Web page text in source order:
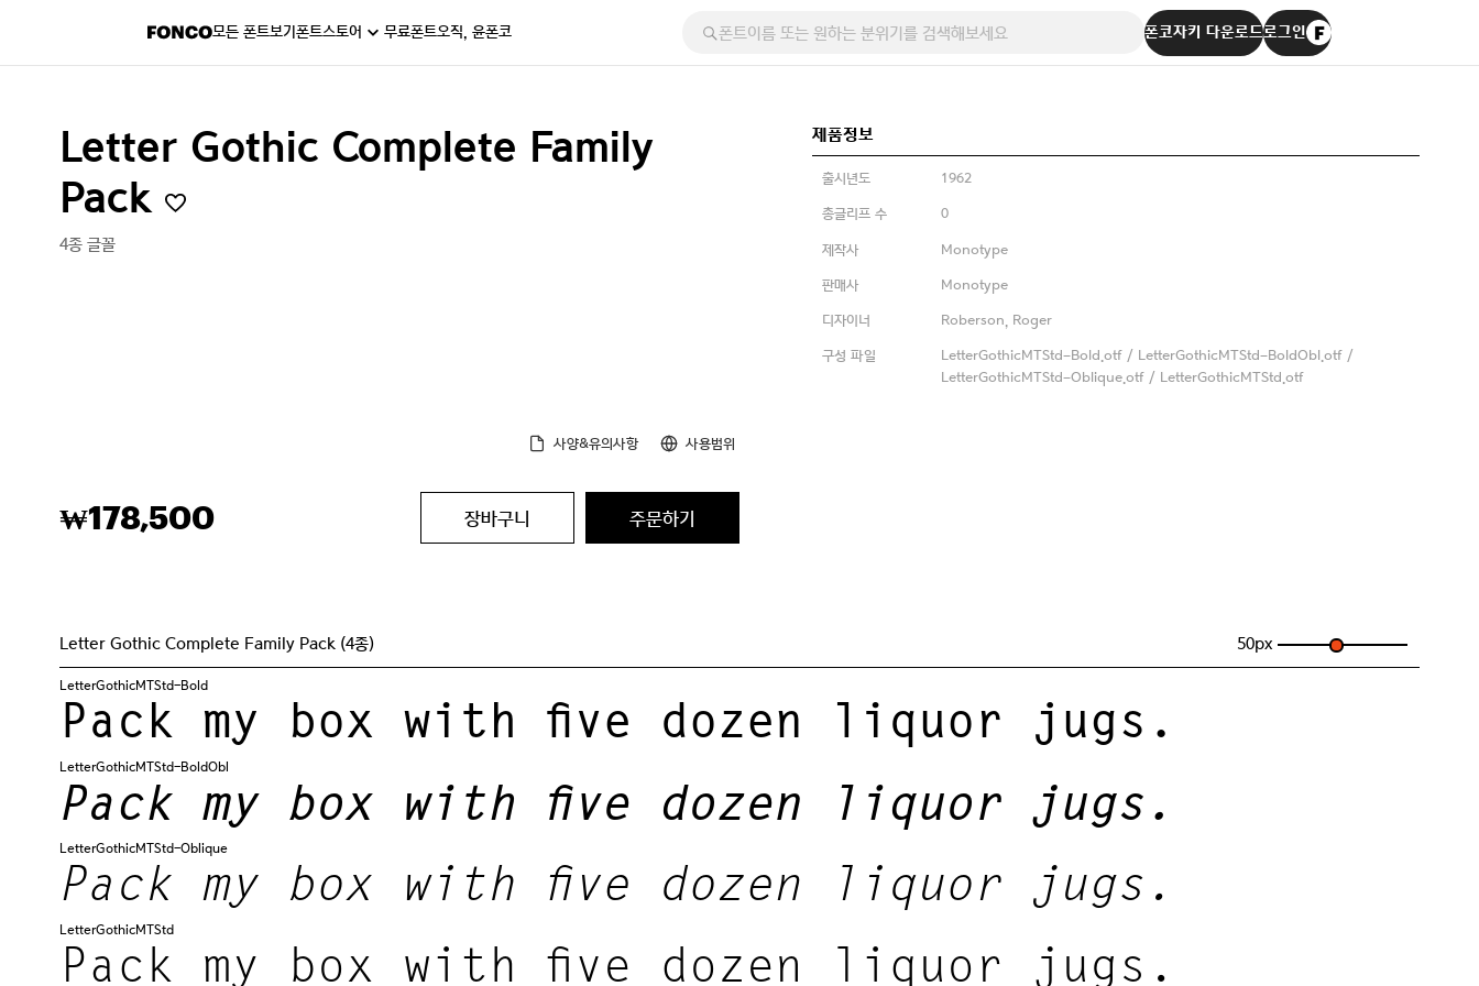
모든 폰트보기폰트스토어 무료폰트오직, 윤폰코 폰코자키 다운로드로그인
Letter Gothic Complete Family
Pack
4종 글꼴
제품정보
출시년도 1962
총글리프 수 0
제작사 Monotype
판매사 Monotype
디자이너 Roberson, Roger
구성 파일
LetterGothicMTStd-Bold.otf / LetterGothicMTStd-BoldObl.otf /
LetterGothicMTStd-Oblique.otf / LetterGothicMTStd.otf
사양&유의사항 사용범위
₩178,500 장바구니 주문하기
Letter Gothic Complete Family Pack (4종) 50px
LetterGothicMTStd-Bold
Pack my box with five dozen liquor jugs.
LetterGothicMTStd-BoldObl
Pack my box with five dozen liquor jugs.
LetterGothicMTStd-Oblique
Pack my box with five dozen liquor jugs.
LetterGothicMTStd
Pack my box with five dozen liquor jugs.